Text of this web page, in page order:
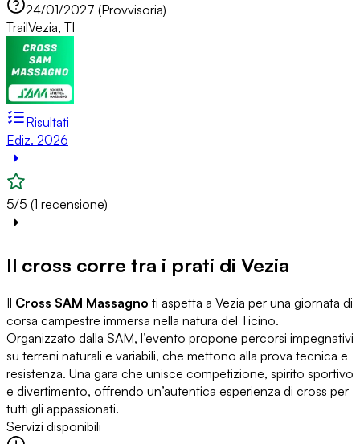
24/01/2027 (Provvisoria)
TrailVezia, TI
Risultati
Ediz. 2026
5/5 (1 recensione)
Il cross corre tra i prati di Vezia
Il Cross SAM Massagno ti aspetta a Vezia per una giornata di
corsa campestre immersa nella natura del Ticino.
Organizzato dalla SAM, l’evento propone percorsi impegnativi
su terreni naturali e variabili, che mettono alla prova tecnica e
resistenza. Una gara che unisce competizione, spirito sportivo
e divertimento, offrendo un’autentica esperienza di cross per
tutti gli appassionati.
Servizi disponibili